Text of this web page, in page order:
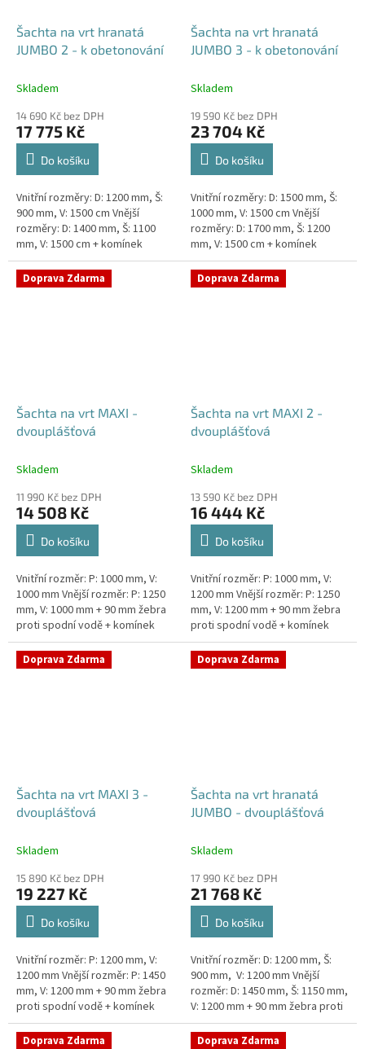
Šachta na vrt hranatá
JUMBO 2 - k obetonování
Skladem
14 690 Kč bez DPH
17 775 Kč
Do košíku
Vnitřní rozměry: D: 1200 mm, Š:
900 mm, V: 1500 cm Vnější
rozměry: D: 1400 mm, Š: 1100
mm, V: 1500 cm + komínek
Šachta na vrt k obetonování -
vhodná pod parkovací...
Šachta na vrt hranatá
JUMBO 3 - k obetonování
Skladem
19 590 Kč bez DPH
23 704 Kč
Do košíku
Vnitřní rozměry: D: 1500 mm, Š:
1000 mm, V: 1500 cm Vnější
rozměry: D: 1700 mm, Š: 1200
mm, V: 1500 cm + komínek
Šachta na vrt k obetonování -
vhodná pod parkovací...
Doprava Zdarma
Šachta na vrt MAXI -
dvouplášťová
Skladem
11 990 Kč bez DPH
14 508 Kč
Do košíku
Vnitřní rozměr: P: 1000 mm, V:
1000 mm Vnější rozměr: P: 1250
mm, V: 1000 mm + 90 mm žebra
proti spodní vodě + komínek
Dvouplášťová vodoměrná šachta
- vhodná do míst...
Doprava Zdarma
Šachta na vrt MAXI 2 -
dvouplášťová
Skladem
13 590 Kč bez DPH
16 444 Kč
Do košíku
Vnitřní rozměr: P: 1000 mm, V:
1200 mm Vnější rozměr: P: 1250
mm, V: 1200 mm + 90 mm žebra
proti spodní vodě + komínek
Dvouplášťová vodoměrná šachta
- vhodná do míst...
Doprava Zdarma
Šachta na vrt MAXI 3 -
dvouplášťová
Skladem
15 890 Kč bez DPH
19 227 Kč
Do košíku
Vnitřní rozměr: P: 1200 mm, V:
1200 mm Vnější rozměr: P: 1450
mm, V: 1200 mm + 90 mm žebra
proti spodní vodě + komínek
Dvouplášťová vodoměrná šachta
- vhodná do míst...
Doprava Zdarma
Šachta na vrt hranatá
JUMBO - dvouplášťová
Skladem
17 990 Kč bez DPH
21 768 Kč
Do košíku
Vnitřní rozměr: D: 1200 mm, Š:
900 mm, V: 1200 mm Vnější
rozměr: D: 1450 mm, Š: 1150 mm,
V: 1200 mm + 90 mm žebra proti
spodní vodě + komínek
Dvouplášťová...
Doprava Zdarma Doprava Zdarma